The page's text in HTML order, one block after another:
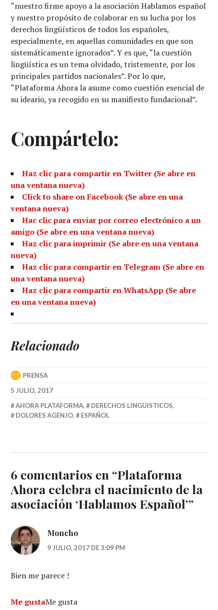
“nuestro firme apoyo a la asociación Hablamos español
y nuestro propósito de colaborar en su lucha por los
derechos lingüísticos de todos los españoles,
especialmente, en aquellas comunidades en que son
sistemáticamente ignorados”. Y es que, “la cuestión
lingüística es un tema olvidado, tristemente, por los
principales partidos nacionales”. Por lo que,
“Plataforma Ahora la asume como cuestión esencial de
su ideario, ya recogido en su manifiesto fundacional”.
Compártelo:
Haz clic para compartir en Twitter (Se abre en
una ventana nueva)
Click to share on Facebook (Se abre en una
ventana nueva)
Hac clic para enviar por correo electrónico a un
amigo (Se abre en una ventana nueva)
Haz clic para imprimir (Se abre en una ventana
nueva)
Haz clic para compartir en Telegram (Se abre en
una ventana nueva)
Haz clic para compartir en WhatsApp (Se abre
en una ventana nueva)
Relacionado
PRENSA
5 JULIO, 2017
AHORA PLATAFORMA, DERECHOS LINGÜISTICOS,
DOLORES AGENJO, ESPAÑOL
6 comentarios en “Plataforma
Ahora celebra el nacimiento de la
asociación ‘Hablamos Español’”
Moncho
9 JULIO, 2017 DE 3:09 PM
Bien me parece !
Me gustaMe gusta